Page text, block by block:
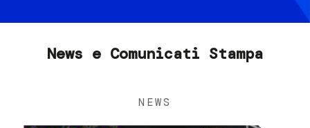
News e Comunicati Stampa
NEWS